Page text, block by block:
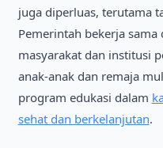
juga diperluas, terutama
Pemerintah bekerja
masyarakat dan institusi
anak-anak dan remaja
program edukasi dalam
sehat dan berkelanjutan.